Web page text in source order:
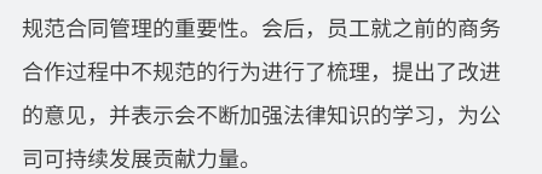
规范合同管理的重要性。会后，员工就之前的商务
合作过程中不规范的行为进行了梳理，提出了改进
的意见，并表示会不断加强法律知识的学习，为公
司可持续发展贡献力量。